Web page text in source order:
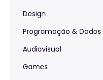
Design
Programação & Dados
Audiovisual
Games